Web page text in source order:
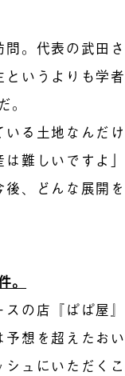
。代表の武田さ
いうよりも学者
いる土地なんだけ
難しいですよ」
、どんな展開を
。
の店『ぱぱ屋』
想を超えたおい
ュにいただくこ